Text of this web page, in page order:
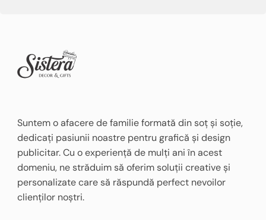
Suntem o afacere de familie formată din soț și soție,
dedicați pasiunii noastre pentru grafică și design
publicitar. Cu o experiență de mulți ani în acest
domeniu, ne străduim să oferim soluții creative și
personalizate care să răspundă perfect nevoilor
clienților noștri.